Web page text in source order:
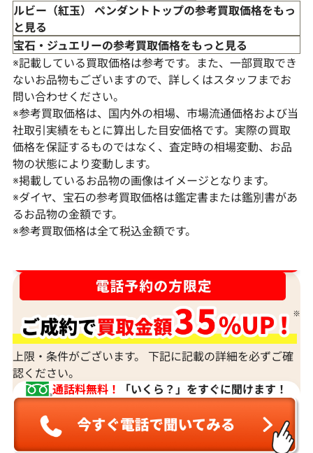
K18WG ルビー・ダイヤモンド ネックレ
ス/ペンダントトップ 13.03・0.7ct
参考買取価格
294,000円
K18 ルビー・ダ
R0.57・1ct
ルビー（紅玉） ペンダントトップの参考買取価格をもっ
と見る
宝石・ジュエリーの参考買取価格をもっと見る
※記載している買取価格は参考です。また、一部買取でき
ないお品物もございますので、詳しくはスタッフまでお
問い合わせください。
※参考買取価格は、国内外の相場、市場流通価格および当
社取引実績をもとに算出した目安価格です。実際の買取
価格を保証するものではなく、査定時の相場変動、お品
物の状態により変動します。
※掲載しているお品物の画像はイメージとなります。
※ダイヤ、宝石の参考買取価格は鑑定書または鑑別書があ
るお品物の金額です。
※参考買取価格は全て税込金額です。
上限・条件がございます。 下記に記載の詳細を必ずご確
認ください。
通話料無料！
「いくら？」をすぐに聞けます！